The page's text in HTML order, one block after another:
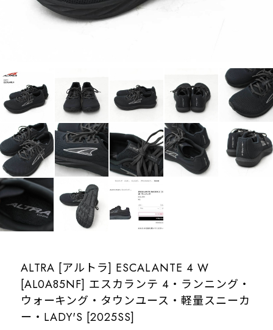
ALTRA [アルトラ] ESCALANTE 4 W
[AL0A85NF] エスカランテ 4・ランニング・
ウォーキング・タウンユース・軽量スニーカ
ー・LADY'S [2025SS]